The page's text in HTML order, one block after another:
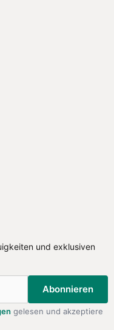
und exklusiven
Abonnieren
gelesen und akzeptiere